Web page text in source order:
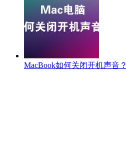
MacBook如何关闭开机声音？